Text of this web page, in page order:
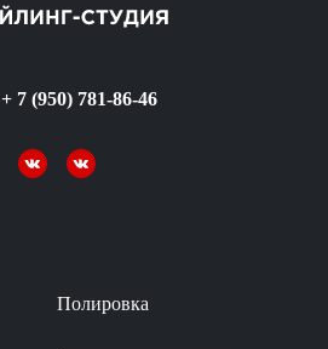
+ 7 (950) 781-86-46
Полировка